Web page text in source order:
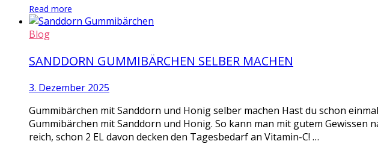
Read more
Blog
SANDDORN GUMMIBÄRCHEN SELBER MACHEN
3. Dezember 2025
Gummibärchen mit Sanddorn und Honig selber machen Hast du schon
Gummibärchen mit Sanddorn und Honig. So kann man mit gutem
reich, schon 2 EL davon decken den Tagesbedarf an Vitamin-C! …